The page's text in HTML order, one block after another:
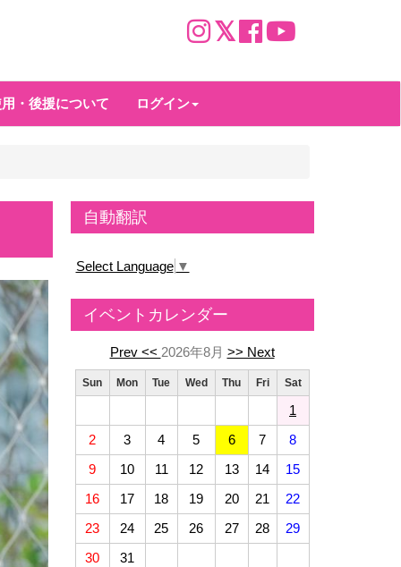
・後援について ログイン
自動翻訳
Select Language ▼
イベントカレンダー
Prev << 2026年8月 >> Next
Sun Mon Tue Wed Thu Fri Sat
1
2
3 4 5 6 7
8
9
10 11 12 13 14
15
16
17 18 19 20 21
22
23
24 25 26 27 28
29
30
31